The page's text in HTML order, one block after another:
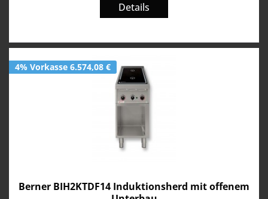
Details
4% Vorkasse 6.574,08 €
Berner BIH2KTDF14 Induktionsherd mit offenem